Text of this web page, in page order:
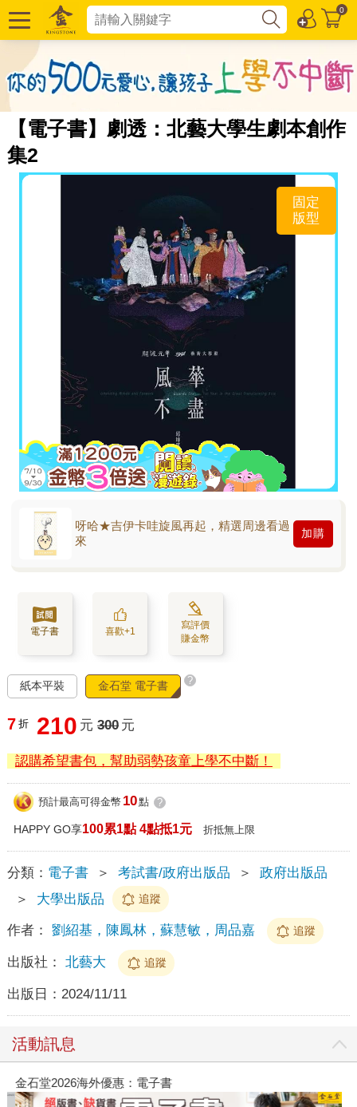
0
【電子書】劇透：北藝大學生劇本創作
集2
固定
版型
呀哈★吉伊卡哇旋風再起，精選周邊看過
來
加購
電子書 喜歡+1
寫評價
賺金幣
紙本平裝 金石堂 電子書 ?
7 折 210 元 300 元
認購希望書包，幫助弱勢孩童上學不中斷！
預計最高可得金幣 10點 ?
HAPPY GO享100累1點 4點抵1元 折抵無上限
分類： 電子書 ＞ 考試書/政府出版品 ＞
政府出版品
＞
大學出版品 追蹤
作者： 劉紹基，陳鳳林，蘇慧敏，周品嘉 追蹤
出版社： 北藝大 追蹤
出版日： 2024/11/11
活動訊息
金石堂2026海外優惠：電子書